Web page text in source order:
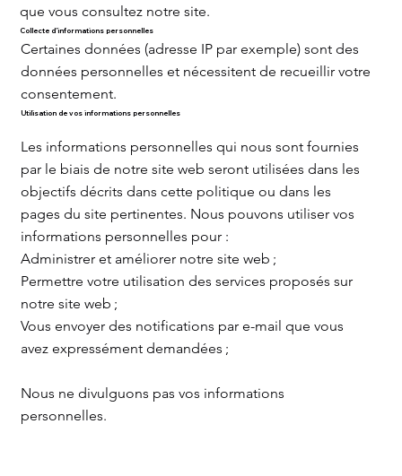
que vous consultez notre site.
Collecte d’informations personnelles
Certaines données (adresse IP par exemple) sont des
données personnelles et nécessitent de recueillir votre
consentement.
Utilisation de vos informations personnelles
Les informations personnelles qui nous sont fournies
par le biais de notre site web seront utilisées dans les
objectifs décrits dans cette politique ou dans les
pages du site pertinentes. Nous pouvons utiliser vos
informations personnelles pour :
Administrer et améliorer notre site web ;
Permettre votre utilisation des services proposés sur
notre site web ;
Vous envoyer des notifications par e-mail que vous
avez expressément demandées ;
Nous ne divulguons pas vos informations
personnelles.